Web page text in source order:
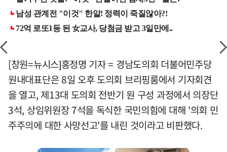
[창원=뉴시스]홍정명 기자 = 경남도의회 더불어민주당
원내대표단은 8일 오후 도의회 브리핑룸에서 기자회견
을 열고, 제13대 도의회 전반기 원 구성 과정에서 의장단
3석, 상임위원장 7석을 독식한 국민의힘에 대해 '의회 민
주주의에 대한 사망선고'를 내린 것이라고 비판했다.